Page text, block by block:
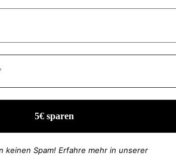
keinen Spam! Erfahre mehr in unserer